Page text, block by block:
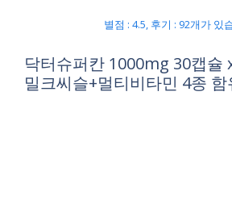
별점 : 4.5, 후기 : 92개가 있
닥터슈퍼칸 1000mg 30캡슐
밀크씨슬+멀티비타민 4종